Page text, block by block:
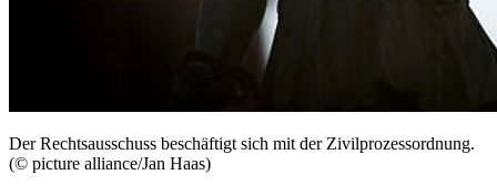
Der Rechtsausschuss beschäftigt sich mit der Zivilprozessordnung.
(© picture alliance/Jan Haas)